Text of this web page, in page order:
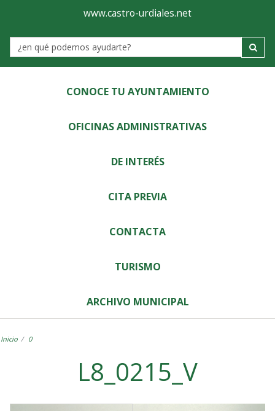
Ayuntamiento
de
Castro-
Urdiales
www.castro-urdiales.net
Label
CONOCE TU AYUNTAMIENTO
OFICINAS ADMINISTRATIVAS
DE INTERÉS
CITA PREVIA
CONTACTA
TURISMO
ARCHIVO MUNICIPAL
Inicio 0
L8_0215_V